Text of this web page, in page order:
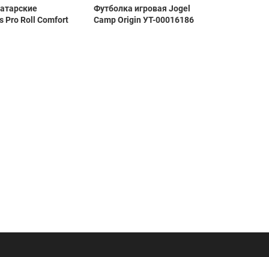
Pro Roll Comfort
Футболка игровая Jogel
Camp Origin УТ-00016186